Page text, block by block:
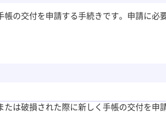
の交付を申請する手続きです。申請に必
は破損された際に新しく手帳の交付を申